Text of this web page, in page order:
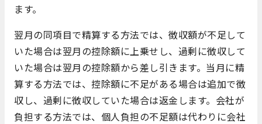
ます。
翌月の同項目で精算する方法では、徴収額が不足して
いた場合は翌月の控除額に上乗せし、過剰に徴収して
いた場合は翌月の控除額から差し引きます。当月に精
算する方法では、控除額に不足がある場合は追加で徴
収し、過剰に徴収していた場合は返金します。会社が
負担する方法では、個人負担の不足額は代わりに会社